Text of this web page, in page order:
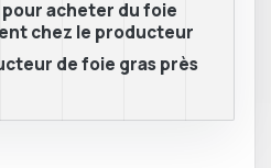
acheter du foie
chez le producteur
de foie gras près